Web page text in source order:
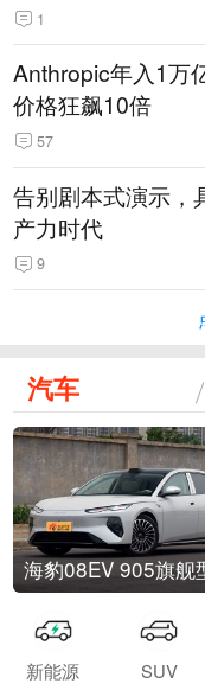
1
Anthropic年入1万
价格狂飙10倍
57
告别剧本式演示，
产力时代
9
汽车
海豹08EV 905旗舰
新能源 SUV